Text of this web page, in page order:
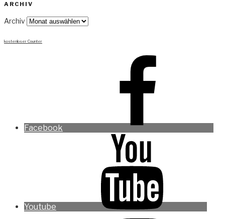
ARCHIV
Archiv
kostenloser Counter
Facebook
Youtube